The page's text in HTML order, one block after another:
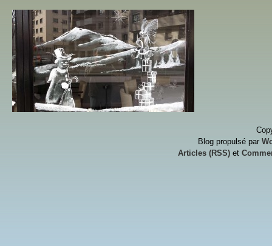
Blog propulsé par
Articles (RSS) et